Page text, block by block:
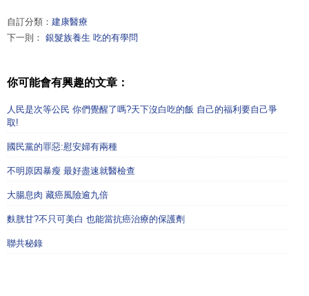
自訂分類： 建康醫療
下一則： 銀髮族養生 吃的有學問
你可能會有興趣的文章：
人民是次等公民 你們覺醒了嗎?天下沒白吃的飯 自己的福利要自己爭
取!
國民黨的罪惡:慰安婦有兩種
不明原因暴瘦 最好盡速就醫檢查
大腸息肉 藏癌風險逾九倍
麩胱甘?不只可美白 也能當抗癌治療的保護劑
聯共秘錄